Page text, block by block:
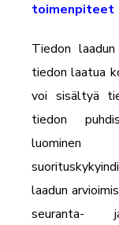
toimenpiteet
Tiedon
tiedon laatua
voi sisältyä
tiedon
laadun
seuranta-